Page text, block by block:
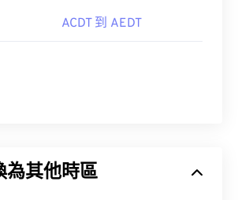
ACDT 到 AEDT
為其他時區